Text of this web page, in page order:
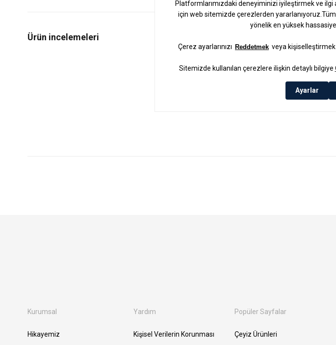
Kurumsal
Hikayemiz
Yardım
Kişisel Verilerin Korunması
Popüler Sayfalar
Çeyiz Ürünleri